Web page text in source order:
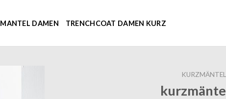
MANTEL DAMEN TRENCHCOAT DAMEN KURZ